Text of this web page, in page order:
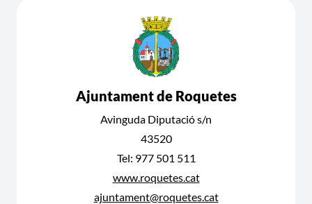
Ajuntament de Roquetes
Avinguda Diputació s/n
43520
Tel: 977 501 511
www.roquetes.cat
ajuntament@roquetes.cat